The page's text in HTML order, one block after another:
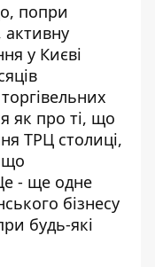
попри
активну
у Києві
як про ті, що
ТРЦ столиці,
що
- ще одне
бізнесу
будь-які